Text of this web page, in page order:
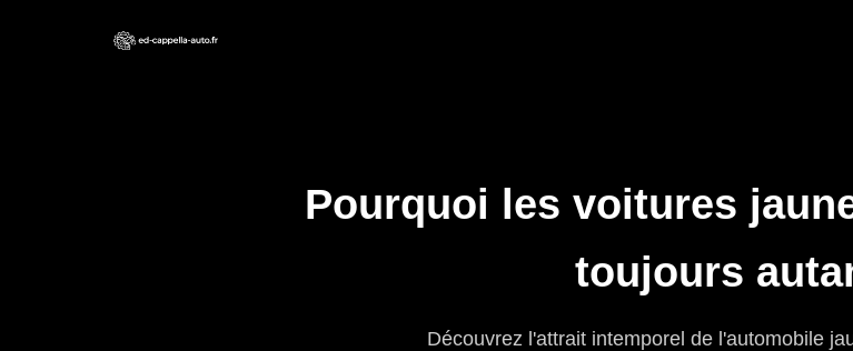
Pourquoi les voitures
toujours
Découvrez l'attrait intemporel de l'automobile